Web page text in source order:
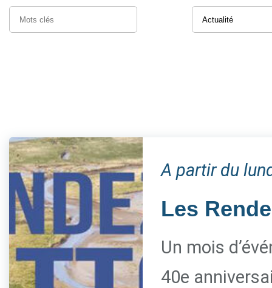
A partir du
Les
Un mois
40e